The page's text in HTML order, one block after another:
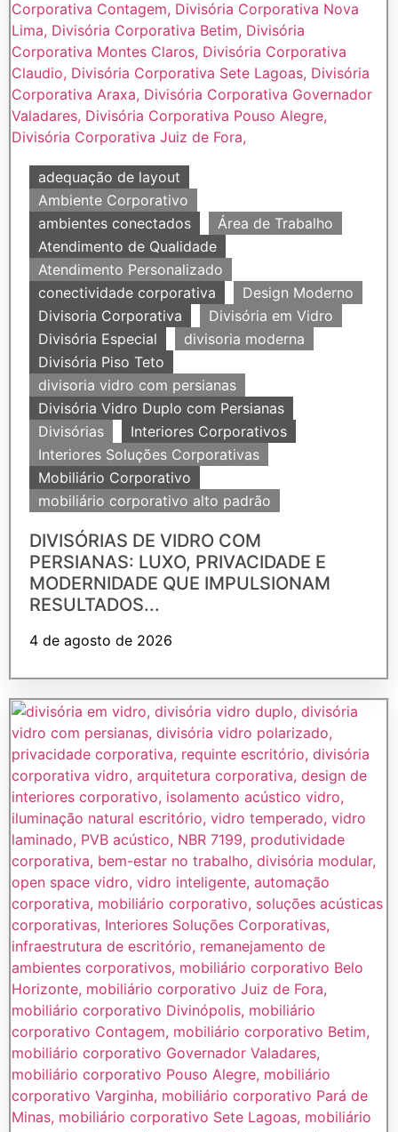
adequação de layout
Ambiente Corporativo
ambientes conectados
Área de Trabalho
Atendimento de Qualidade
Atendimento Personalizado
conectividade corporativa
Design Moderno
Divisoria Corporativa
Divisória em Vidro
Divisória Especial
divisoria moderna
Divisória Piso Teto
divisoria vidro com persianas
Divisória Vidro Duplo com Persianas
Divisórias
Interiores Corporativos
Interiores Soluções Corporativas
Mobiliário Corporativo
mobiliário corporativo alto padrão
DIVISÓRIAS DE VIDRO COM
PERSIANAS: LUXO, PRIVACIDADE E
MODERNIDADE QUE IMPULSIONAM
RESULTADOS...
4 de agosto de 2026